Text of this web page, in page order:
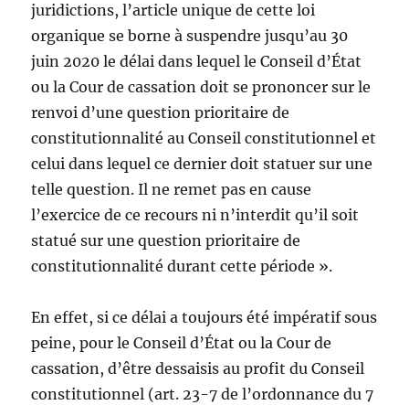
juridictions, l’article unique de cette loi
organique se borne à suspendre jusqu’au 30
juin 2020 le délai dans lequel le Conseil d’État
ou la Cour de cassation doit se prononcer sur le
renvoi d’une question prioritaire de
constitutionnalité au Conseil constitutionnel et
celui dans lequel ce dernier doit statuer sur une
telle question. Il ne remet pas en cause
l’exercice de ce recours ni n’interdit qu’il soit
statué sur une question prioritaire de
constitutionnalité durant cette période ».
En effet, si ce délai a toujours été impératif sous
peine, pour le Conseil d’État ou la Cour de
cassation, d’être dessaisis au profit du Conseil
constitutionnel (art. 23-7 de l’ordonnance du 7